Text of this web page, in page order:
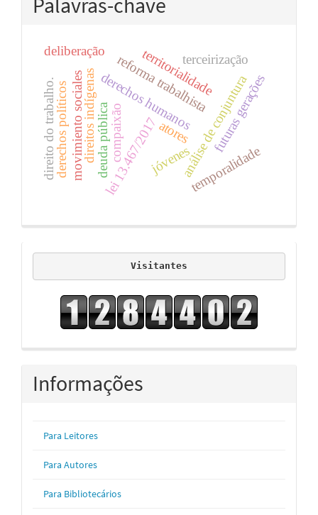
derechos humanos
lei 13.467/2017 análise de conjuntura
reforma trabalhista
direitos indígenas territorialidade
temporalidade
movimiento sociales jóvenes
derechos políticos futuras gerações
deuda pública
direito do trabalho.
deliberação
terceirização
compaixão atores
visitors Visitantes
Informações
Para Leitores
Para Autores
Para Bibliotecários